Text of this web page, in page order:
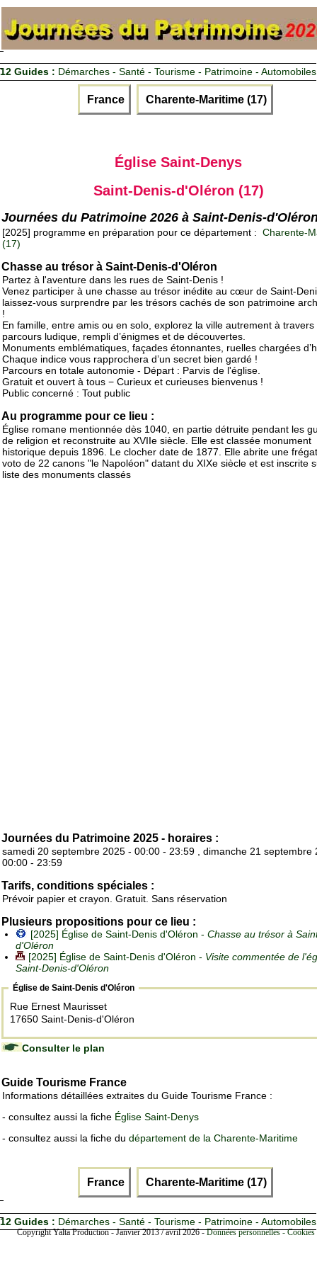
12 Guides : Démarches - Santé - Tourisme - Patrimoine - Automobiles
France Charente-Maritime (17)
Église Saint-Denys
Saint-Denis-d'Oléron (17)
Journées du Patrimoine 2026 à Saint-Denis-
[2025] programme en préparation pour ce département : Charente-
(17)
Chasse au trésor à Saint-Denis-d'Oléron
Partez à l'aventure dans les rues de Saint-Denis !
Venez participer à une chasse au trésor inédite au cœur de Saint-
laissez-vous surprendre par les trésors cachés de son patrimoine
!
En famille, entre amis ou en solo, explorez la ville autrement à travers
parcours ludique, rempli d’énigmes et de découvertes.
Monuments emblématiques, façades étonnantes, ruelles chargées
Chaque indice vous rapprochera d’un secret bien gardé !
Parcours en totale autonomie - Départ : Parvis de l'église.
Gratuit et ouvert à tous − Curieux et curieuses bienvenus !
Public concerné : Tout public
Au programme pour ce lieu :
Église romane mentionnée dès 1040, en partie détruite pendant les
de religion et reconstruite au XVIIe siècle. Elle est classée monument
historique depuis 1896. Le clocher date de 1877. Elle abrite une
voto de 22 canons "le Napoléon" datant du XIXe siècle et est inscrite
liste des monuments classés
Journées du Patrimoine 2025 - horaires :
samedi 20 septembre 2025 - 00:00 - 23:59 , dimanche 21 septembre
00:00 - 23:59
Tarifs, conditions spéciales :
Prévoir papier et crayon. Gratuit. Sans réservation
Plusieurs propositions pour ce lieu :
[2025] Église de Saint-Denis d'Oléron - Chasse au trésor à
d'Oléron
[2025] Église de Saint-Denis d'Oléron - Visite commentée de
Saint-Denis-d'Oléron
Église de Saint-Denis d'Oléron
Rue Ernest Maurisset
17650 Saint-Denis-d'Oléron
Consulter le plan
Guide Tourisme France
Informations détaillées extraites du Guide Tourisme France :
- consultez aussi la fiche Église Saint-Denys
- consultez aussi la fiche du département de la Charente-Maritime
France Charente-Maritime (17)
12 Guides : Démarches - Santé - Tourisme - Patrimoine - Automobiles
Copyright Yalta Production - Janvier 2013 / avril 2026 -Données personnelles -